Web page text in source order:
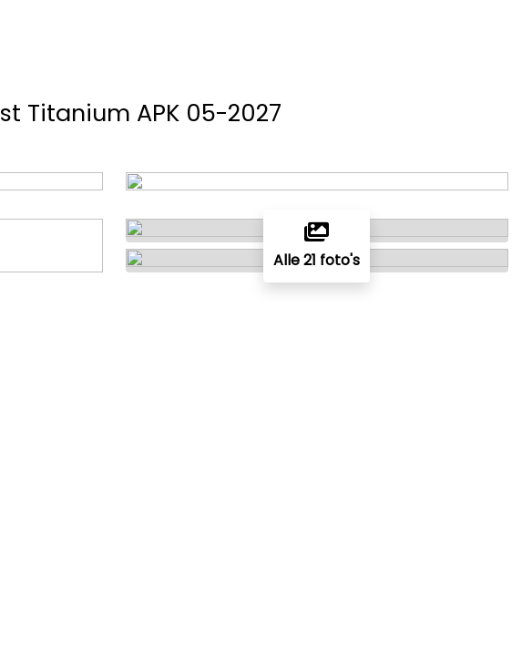
Titanium APK 05-2027
Alle 21 foto's